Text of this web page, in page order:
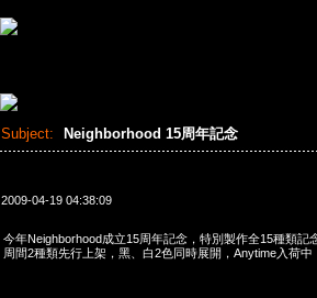
Subject: Neighborhood 15周年記念
2009-04-19 04:38:09
今年Neighborhood成立15周年記念，特別製作全15種類記
周間2種類先行上架，黑、白2色同時展開，Anytime入荷中